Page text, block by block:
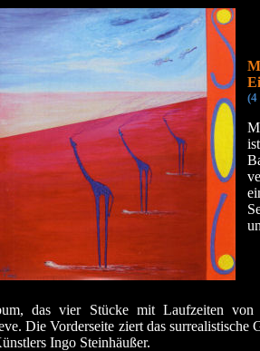
(4
das vier Stücke mit Laufzeiten
Die Vorderseite ziert das
Ingo Steinhäußer.